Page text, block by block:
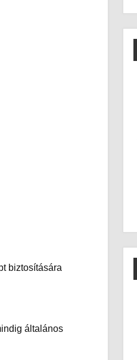
biztosítására
általános